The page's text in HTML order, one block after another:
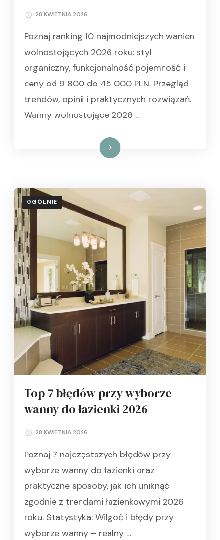
28 KWIETNIA 2026
Poznaj ranking 10 najmodniejszych wanien
wolnostojących 2026 roku: styl
organiczny, funkcjonalność pojemność i
ceny od 9 800 do 45 000 PLN. Przegląd
trendów, opinii i praktycznych rozwiązań.
Wanny wolnostojące 2026 …
Czytaj dalej
OGÓLNIE
Top 7 błędów przy wyborze
wanny do łazienki 2026
28 KWIETNIA 2026
Poznaj 7 najczęstszych błędów przy
wyborze wanny do łazienki oraz
praktyczne sposoby, jak ich uniknąć
zgodnie z trendami łazienkowymi 2026
roku. Statystyka: Wilgoć i błędy przy
wyborze wanny – realny …